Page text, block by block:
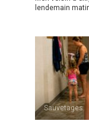
lendemain
Sauvetages